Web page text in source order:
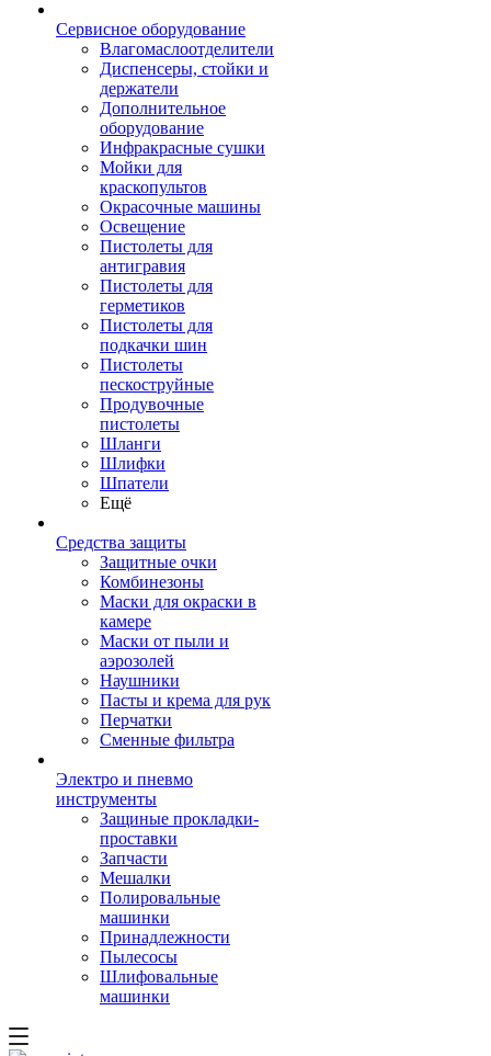
Сервисное оборудование
Влагомаслоотделители
Диспенсеры, стойки и
держатели
Дополнительное
оборудование
Инфракрасные сушки
Мойки для
краскопультов
Окрасочные машины
Освещение
Пистолеты для
антигравия
Пистолеты для
герметиков
Пистолеты для
подкачки шин
Пистолеты
пескоструйные
Продувочные
пистолеты
Шланги
Шлифки
Шпатели
Ещё
Средства защиты
Защитные очки
Комбинезоны
Маски для окраски в
камере
Маски от пыли и
аэрозолей
Наушники
Пасты и крема для рук
Перчатки
Сменные фильтра
Электро и пневмо
инструменты
Защиные прокладки-
проставки
Запчасти
Мешалки
Полировальные
машинки
Принадлежности
Пылесосы
Шлифовальные
машинки